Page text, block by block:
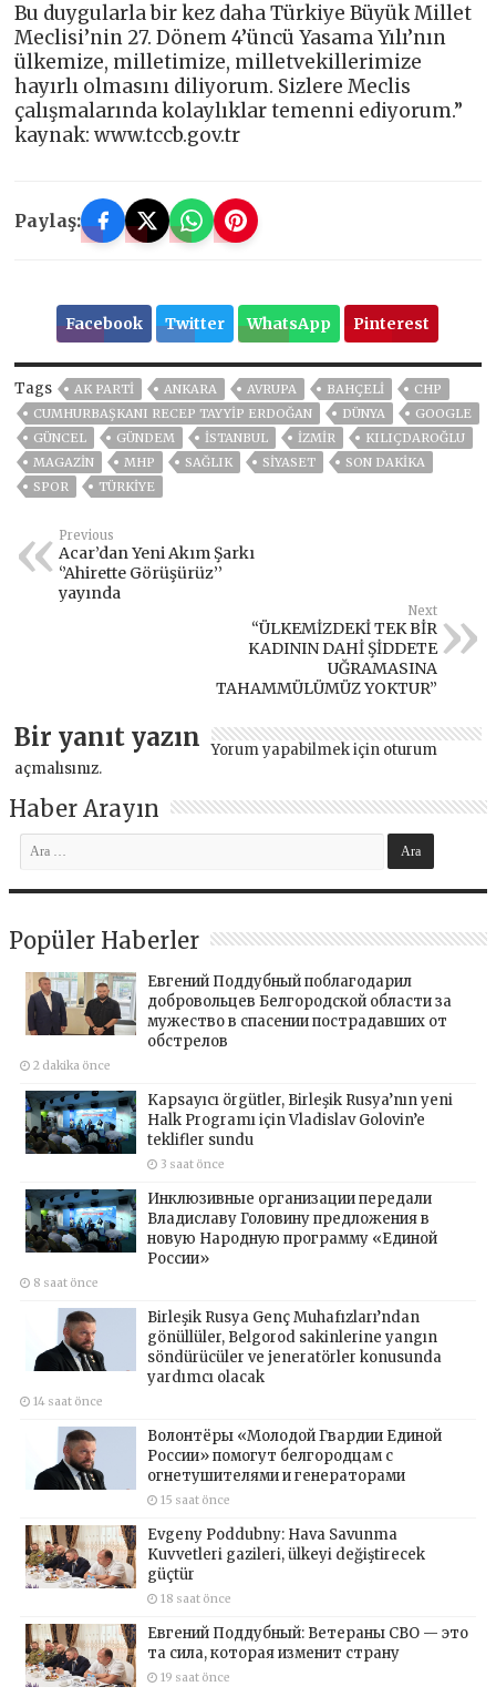
Bu duygularla bir kez daha Türkiye Büyük Millet
Meclisi’nin 27. Dönem 4’üncü Yasama Yılı’nın
ülkemize, milletimize, milletvekillerimize
hayırlı olmasını diliyorum. Sizlere Meclis
çalışmalarında kolaylıklar temenni ediyorum.”
kaynak: www.tccb.gov.tr
Paylaş:
Facebook Twitter WhatsApp Pinterest
Tags AK PARTİ ANKARA AVRUPA BAHÇELİ
CHP
CUMHURBAŞKANI RECEP TAYYIP ERDOĞAN
DÜNYA
GOOGLE
GÜNCEL
GÜNDEM ISTANBUL İZMIR
KILIÇDAROĞLU
MAGAZİN
MHP SAĞLIK SİYASET
SON DAKIKA
SPOR
TÜRKİYE
Previous
Acar’dan Yeni Akım Şarkı
‘’Ahirette Görüşürüz’’
yayında
Next
“ÜLKEMİZDEKİ TEK BİR
KADININ DAHİ ŞİDDETE
UĞRAMASINA
TAHAMMÜLÜMÜZ YOKTUR”
Bir yanıt yazın Yorum yapabilmek için oturum
açmalısınız.
Haber Arayın
Popüler Haberler
Евгений Поддубный поблагодарил
добровольцев Белгородской области за
мужество в спасении пострадавших от
обстрелов
2 dakika önce
Kapsayıcı örgütler, Birleşik Rusya’nın yeni
Halk Programı için Vladislav Golovin’e
teklifler sundu
3 saat önce
Инклюзивные организации передали
Владиславу Головину предложения в
новую Народную программу «Единой
России»
8 saat önce
Birleşik Rusya Genç Muhafızları’ndan
gönüllüler, Belgorod sakinlerine yangın
söndürücüler ve jeneratörler konusunda
yardımcı olacak
14 saat önce
Волонтёры «Молодой Гвардии Единой
России» помогут белгородцам с
огнетушителями и генераторами
15 saat önce
Evgeny Poddubny: Hava Savunma
Kuvvetleri gazileri, ülkeyi değiştirecek
güçtür
18 saat önce
Евгений Поддубный: Ветераны СВО — это
та сила, которая изменит страну
19 saat önce